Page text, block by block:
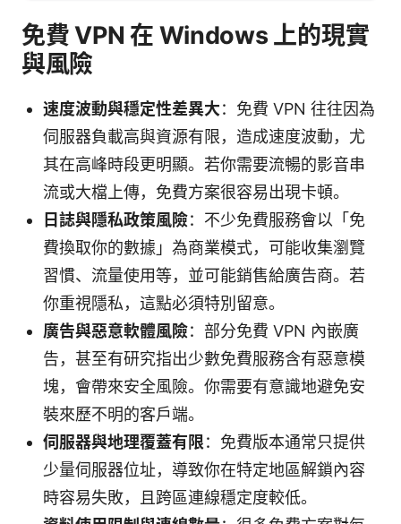
免費 VPN 在 Windows 上的現實
與風險
速度波動與穩定性差異大：免費 VPN 往往因為
伺服器負載高與資源有限，造成速度波動，尤
其在高峰時段更明顯。若你需要流暢的影音串
流或大檔上傳，免費方案很容易出現卡頓。
日誌與隱私政策風險：不少免費服務會以「免
費換取你的數據」為商業模式，可能收集瀏覽
習慣、流量使用等，並可能銷售給廣告商。若
你重視隱私，這點必須特別留意。
廣告與惡意軟體風險：部分免費 VPN 內嵌廣
告，甚至有研究指出少數免費服務含有惡意模
塊，會帶來安全風險。你需要有意識地避免安
裝來歷不明的客戶端。
伺服器與地理覆蓋有限：免費版本通常只提供
少量伺服器位址，導致你在特定地區解鎖內容
時容易失敗，且跨區連線穩定度較低。